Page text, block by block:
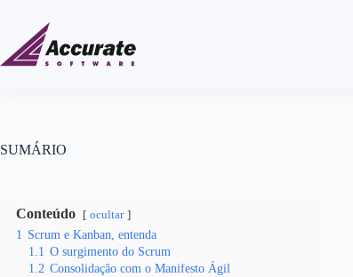
SUMÁRIO
Conteúdo ocultar
1 Scrum e Kanban, entenda
1.1 O surgimento do Scrum
1.2 Consolidação com o Manifesto Ágil